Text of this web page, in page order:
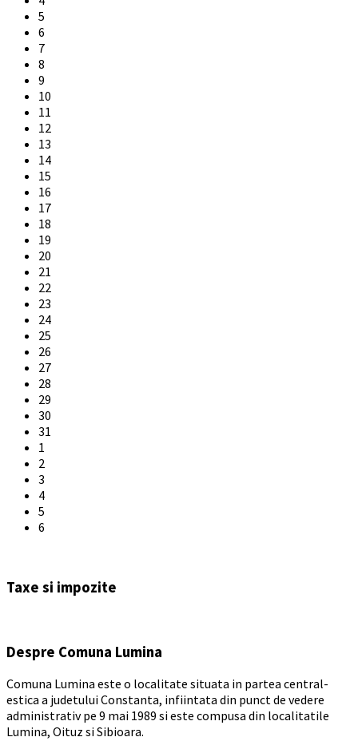
5
6
7
8
9
10
11
12
13
14
15
16
17
18
19
20
21
22
23
24
25
26
27
28
29
30
31
1
2
3
4
5
6
calendar
Taxe si impozite
Despre Comuna Lumina
Comuna Lumina este o localitate situata in partea central-
estica a judetului Constanta, infiintata din punct de vedere
administrativ pe 9 mai 1989 si este compusa din localitatile
Lumina, Oituz si Sibioara.